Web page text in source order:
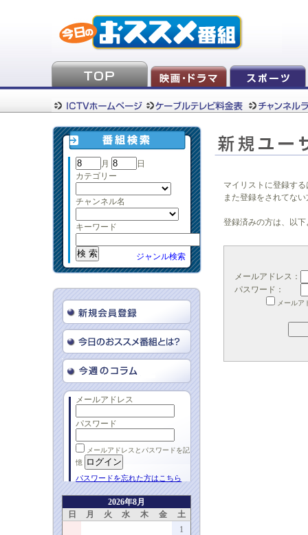
月
日
カテゴリー
チャンネル名
キーワード
ジャンル検索
メールアドレス
パスワード
メールアドレスとパスワードを記
憶
パスワードを忘れた方はこちら
2026年8月
日
月 火 水 木 金
土
1
マイリストに登録す
また登録をされてな
登録済みの方は、以
メールアドレス：
パスワード：
メールア